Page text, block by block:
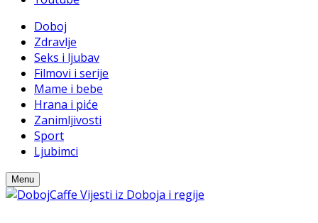
Doboj
Zdravlje
Seks i ljubav
Filmovi i serije
Mame i bebe
Hrana i piće
Zanimljivosti
Sport
Ljubimci
Menu